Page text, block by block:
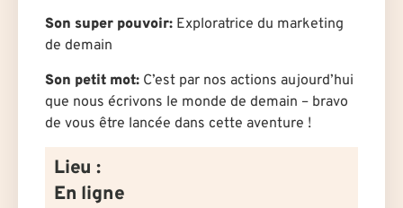
Son super pouvoir: Exploratrice du marketing
de demain
Son petit mot: C’est par nos actions aujourd’hui
que nous écrivons le monde de demain – bravo
de vous être lancée dans cette aventure !
Lieu :
En ligne